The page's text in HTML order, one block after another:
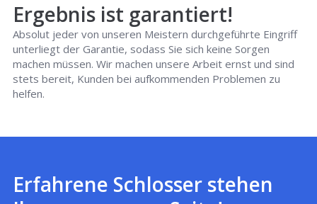
Ergebnis ist garantiert!
Absolut jeder von unseren Meistern durchgeführte Eingriff
unterliegt der Garantie, sodass Sie sich keine Sorgen
machen müssen. Wir machen unsere Arbeit ernst und sind
stets bereit, Kunden bei aufkommenden Problemen zu
helfen.
Erfahrene Schlosser stehen